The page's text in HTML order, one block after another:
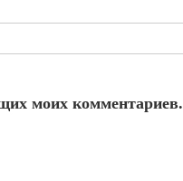
моих комментариев.